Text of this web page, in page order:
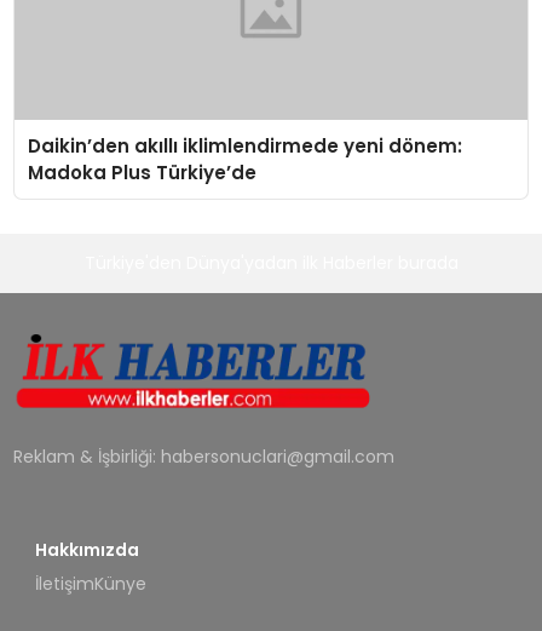
Daikin’den akıllı iklimlendirmede yeni dönem:
Madoka Plus Türkiye’de
Reklam & İşbirliği: habersonuclari@gmail.com
Hakkımızda
İletişimKünye